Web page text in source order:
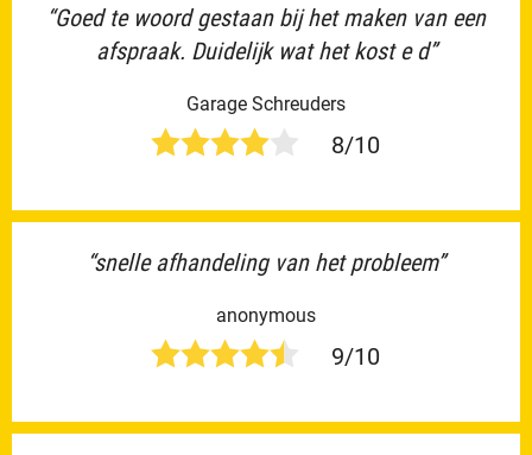
“Goed te woord gestaan bij het maken van een
afspraak. Duidelijk wat het kost e d”
Garage Schreuders
8/10
“snelle afhandeling van het probleem”
anonymous
9/10